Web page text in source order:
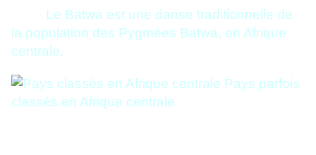
Le Batwa est une danse traditionnelle de
la population des Pygmées Batwa, en Afrique
centrale.